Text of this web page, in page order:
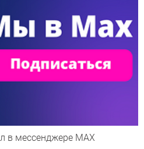
в мессенджере МАХ